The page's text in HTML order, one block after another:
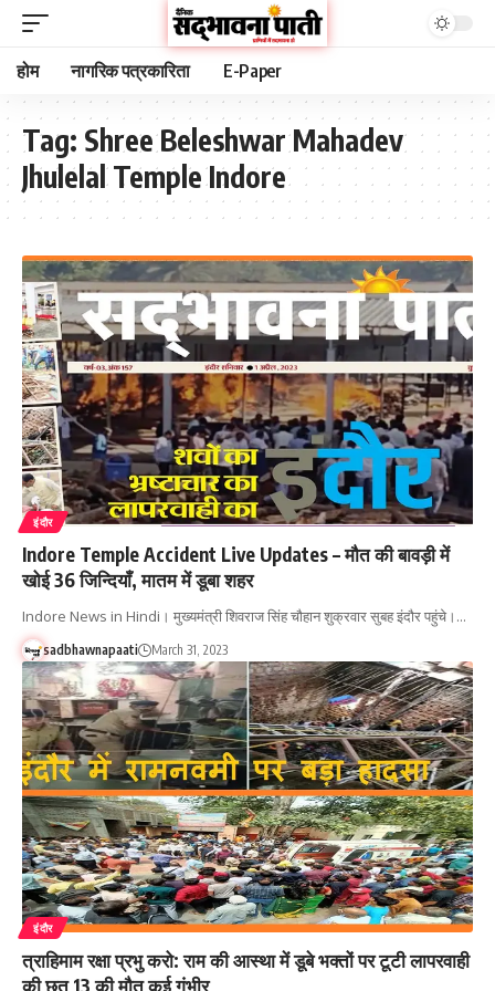
होम नागरिक पत्रकारिता E-Paper
Tag: Shree Beleshwar Mahadev
Jhulelal Temple Indore
इंदौर
Indore Temple Accident Live Updates – मौत की बावड़ी में
खोई 36 जिन्दियाँ, मातम में डूबा शहर
Indore News in Hindi। मुख्यमंत्री शिवराज सिंह चौहान शुक्रवार सुबह इंदौर पहुंचे।…
sadbhawnapaati March 31, 2023
इंदौर
त्राहिमाम रक्षा प्रभु करो: राम की आस्था में डूबे भक्तों पर टूटी लापरवाही
की छत 13 की मौत कई गंभीर